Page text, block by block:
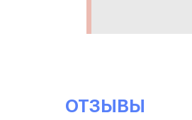
ОТЗЫВЫ